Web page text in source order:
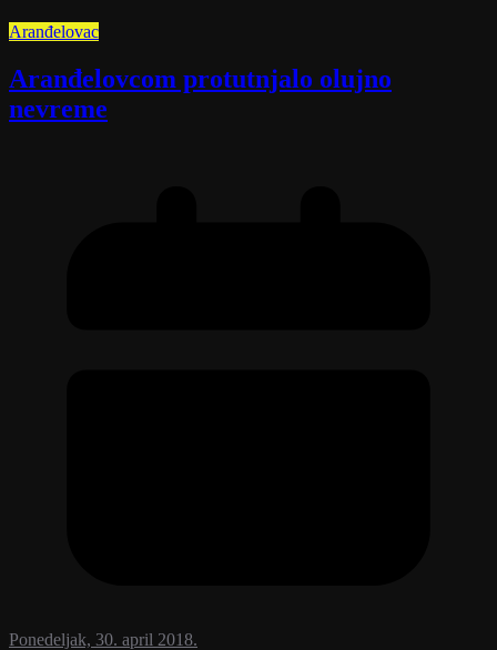
Aranđelovac
Aranđelovcom protutnjalo olujno
nevreme
Ponedeljak, 30. april 2018.